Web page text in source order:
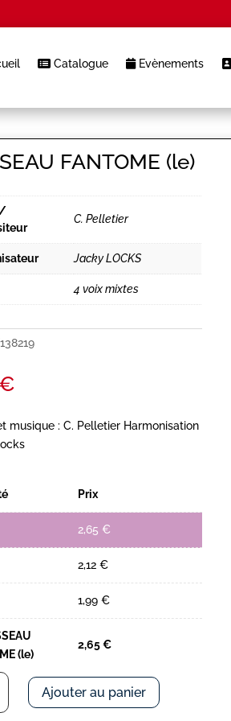
Catalogue Evènements
FANTOME (le)
/
C. Pelletier
Jacky LOCKS
4 voix mixtes
€
musique : C. Pelletier Harmonisation
Prix
2,65 €
2,12 €
1,99 €
(le)
2,65€
Ajouter au panier